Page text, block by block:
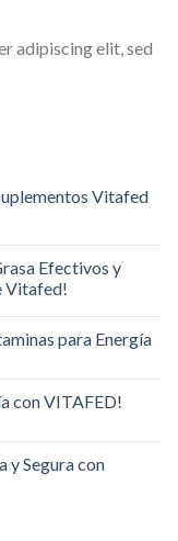
adipiscing elit, sed
Vitafed
Efectivos y
Vitafed!
para Energía
con VITAFED!
y Segura con